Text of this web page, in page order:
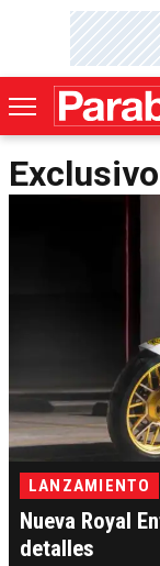
Exclusivo
LANZAMIENTO
Nueva Royal
detalles